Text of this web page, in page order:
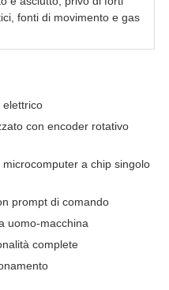
fonti di movimento e gas
elettrico
con encoder rotativo
a chip singolo
prompt di comando
uomo-macchina
complete